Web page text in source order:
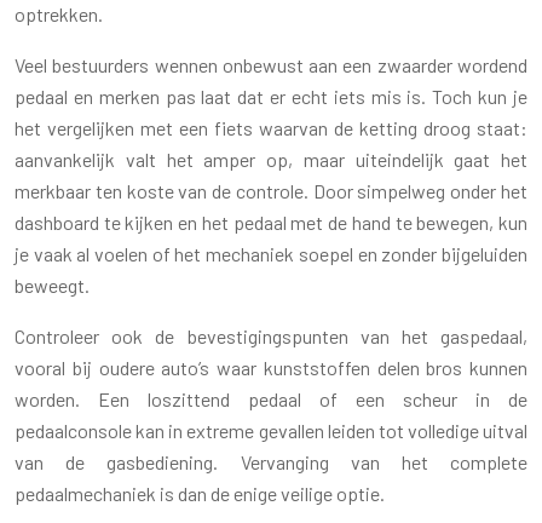
optrekken.
Veel bestuurders wennen onbewust aan een zwaarder wordend
pedaal en merken pas laat dat er echt iets mis is. Toch kun je
het vergelijken met een fiets waarvan de ketting droog staat:
aanvankelijk valt het amper op, maar uiteindelijk gaat het
merkbaar ten koste van de controle. Door simpelweg onder het
dashboard te kijken en het pedaal met de hand te bewegen, kun
je vaak al voelen of het mechaniek soepel en zonder bijgeluiden
beweegt.
Controleer ook de bevestigingspunten van het gaspedaal,
vooral bij oudere auto’s waar kunststoffen delen bros kunnen
worden. Een loszittend pedaal of een scheur in de
pedaalconsole kan in extreme gevallen leiden tot volledige uitval
van de gasbediening. Vervanging van het complete
pedaalmechaniek is dan de enige veilige optie.